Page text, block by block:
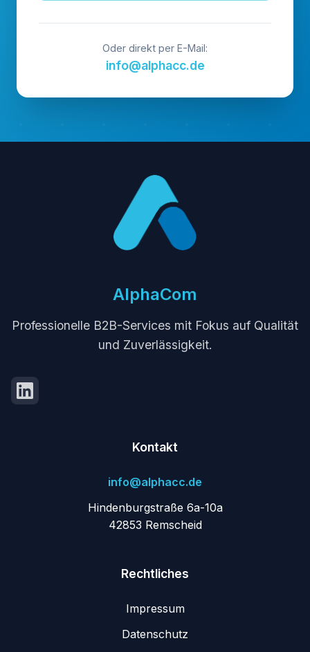
Oder direkt per E-Mail:
info@alphacc.de
AlphaCom
Professionelle B2B-Services mit Fokus auf Qualität
und Zuverlässigkeit.
Kontakt
info@alphacc.de
Hindenburgstraße 6a-10a
42853 Remscheid
Rechtliches
Impressum
Datenschutz